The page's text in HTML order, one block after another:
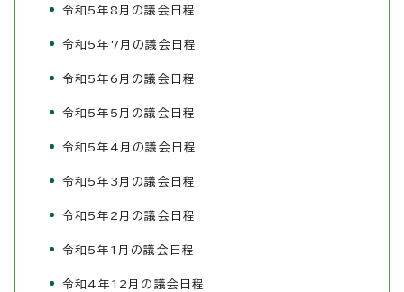
令和5年8月の議会日程
令和5年7月の議会日程
令和5年6月の議会日程
令和5年5月の議会日程
令和5年4月の議会日程
令和5年3月の議会日程
令和5年2月の議会日程
令和5年1月の議会日程
令和4年12月の議会日程